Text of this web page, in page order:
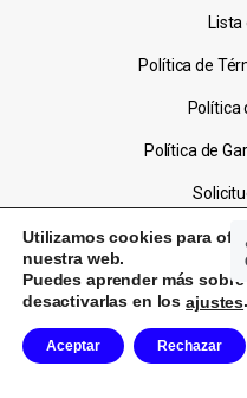
Lista
Política de
Política
Política de
© Creditazo - Reservados
Utilizamos cookies para
nuestra web.
Puedes aprender más
desactivarlas en losajustes.
Aceptar Rechazar